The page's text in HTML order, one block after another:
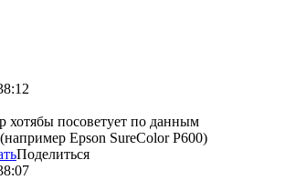
хотябы посоветует по данным
Epson SureColor P600)
Поделиться